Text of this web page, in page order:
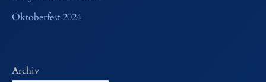
Oktoberfest 2024
Archiv